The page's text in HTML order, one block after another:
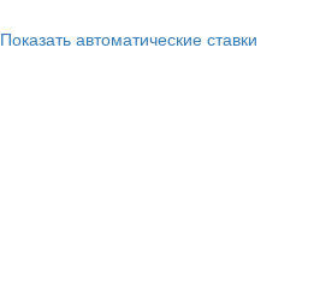
Показать автоматические ставки